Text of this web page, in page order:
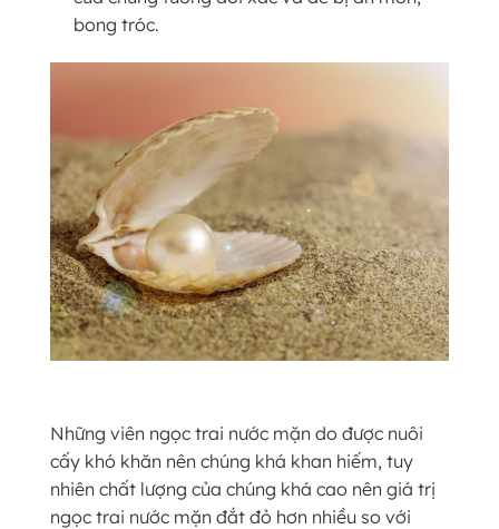
bong tróc.
Những viên ngọc trai nước mặn do được nuôi
cấy khó khăn nên chúng khá khan hiếm, tuy
nhiên chất lượng của chúng khá cao nên giá trị
ngọc trai nước mặn đắt đỏ hơn nhiều so với